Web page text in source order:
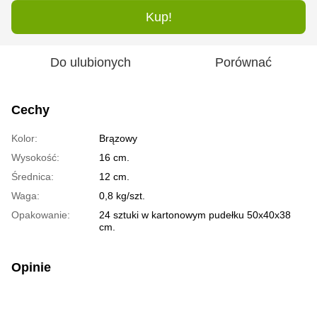
Kup!
Do ulubionych Porównać
Cechy
Kolor:
Brązowy
Wysokość:
16 cm.
Średnica:
12 cm.
Waga:
0,8 kg/szt.
Opakowanie:
24 sztuki w kartonowym pudełku 50x40x38
cm.
Opinie